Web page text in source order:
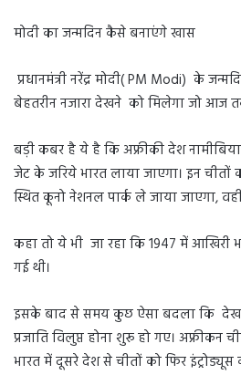
मोदी का जन्मदिन कैसे बनाएंगे खास
प्रधानमंत्री नरेंद्र मोदी( PM Modi) के
बेहतरीन नजारा देखने को मिलेगा जो आज
बड़ी कबर है ये है कि अफ्रीकी देश
जेट के जरिये भारत लाया जाएगा। इन चीतों
स्थित कूनो नेशनल पार्क ले जाया जाएगा,
कहा तो ये भी जा रहा कि 1947 में आखिरी
गई थी।
इसके बाद से समय कुछ ऐसा बदला कि
प्रजाति विलुप्त होना शुरू हो गए। अफ्रीकन
भारत में दूसरे देश से चीतों को फिर